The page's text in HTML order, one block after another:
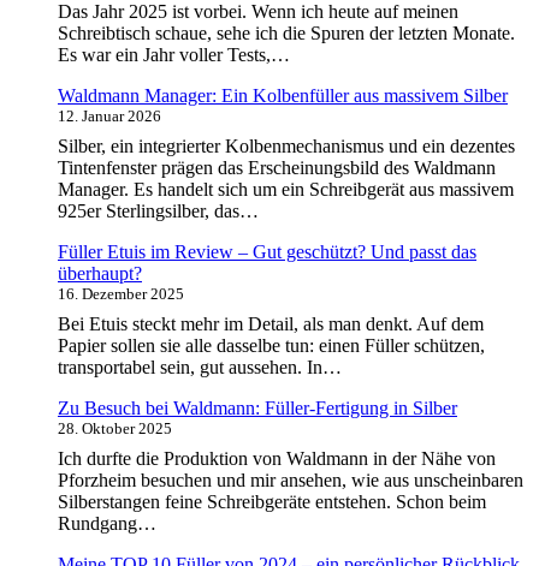
Das Jahr 2025 ist vorbei. Wenn ich heute auf meinen
Schreibtisch schaue, sehe ich die Spuren der letzten Monate.
Es war ein Jahr voller Tests,…
Waldmann Manager: Ein Kolbenfüller aus massivem Silber
12. Januar 2026
Silber, ein integrierter Kolbenmechanismus und ein dezentes
Tintenfenster prägen das Erscheinungsbild des Waldmann
Manager. Es handelt sich um ein Schreibgerät aus massivem
925er Sterlingsilber, das…
Füller Etuis im Review – Gut geschützt? Und passt das
überhaupt?
16. Dezember 2025
Bei Etuis steckt mehr im Detail, als man denkt. Auf dem
Papier sollen sie alle dasselbe tun: einen Füller schützen,
transportabel sein, gut aussehen. In…
Zu Besuch bei Waldmann: Füller-Fertigung in Silber
28. Oktober 2025
Ich durfte die Produktion von Waldmann in der Nähe von
Pforzheim besuchen und mir ansehen, wie aus unscheinbaren
Silberstangen feine Schreibgeräte entstehen. Schon beim
Rundgang…